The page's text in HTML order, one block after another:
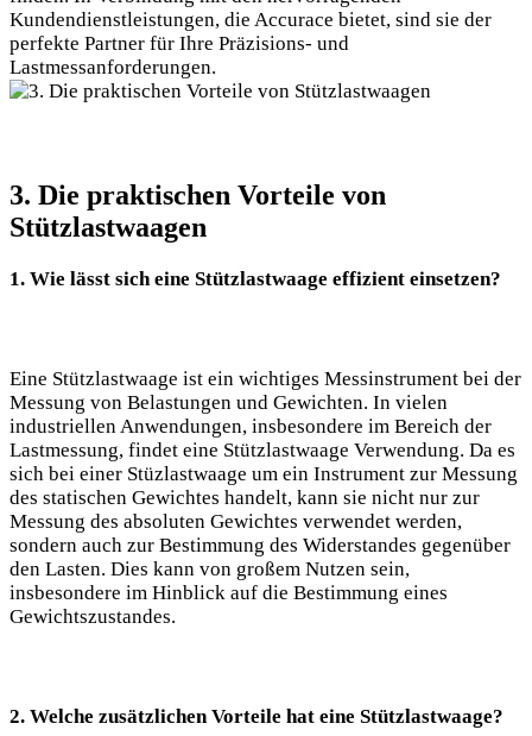
Kundendienstleistungen, die Accurace bietet, sind sie der
perfekte Partner für Ihre Präzisions- und
Lastmessanforderungen.
3. Die praktischen Vorteile von
Stützlastwaagen
1. Wie lässt sich eine Stützlastwaage effizient einsetzen?
Eine Stützlastwaage ist ein wichtiges Messinstrument bei der
Messung von Belastungen und Gewichten. In vielen
industriellen Anwendungen, insbesondere im Bereich der
Lastmessung, findet eine Stützlastwaage Verwendung. Da es
sich bei einer Stüzlastwaage um ein Instrument zur Messung
des statischen Gewichtes handelt, kann sie nicht nur zur
Messung des absoluten Gewichtes verwendet werden,
sondern auch zur Bestimmung des Widerstandes gegenüber
den Lasten. Dies kann von großem Nutzen sein,
insbesondere im Hinblick auf die Bestimmung eines
Gewichtszustandes.
2. Welche zusätzlichen Vorteile hat eine Stützlastwaage?